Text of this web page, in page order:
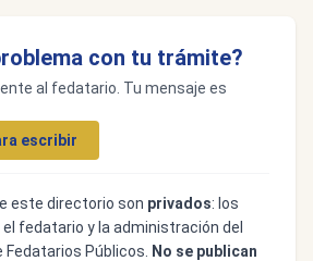
con tu trámite?
al fedatario. Tu mensaje es
escribir
este directorio son privados: los
fedatario y la administración del
Fedatarios Públicos.
No se publican